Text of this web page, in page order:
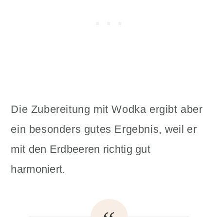
Die Zubereitung mit Wodka ergibt aber
ein besonders gutes Ergebnis, weil er
mit den Erdbeeren richtig gut
harmoniert.